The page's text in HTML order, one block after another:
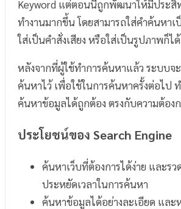
Keyword แต่ตอนนี้ถูกพัฒนาให้มีประสิ
ทำงานมากขึ้น โดยสามารถใส่คำค้นหาเ
ใส่เป็นคำสั่งเสียง หรือใส่เป็นรูปภาพก็ได้
หลังจากที่ผู้ใช้ทำการค้นหาแล้ว ระบบจ
ค้นหาไว้ เพื่อใช้ในการค้นหาครั้งต่อไป
ค้นหาข้อมูลได้ถูกต้อง ตรงกับความต้อง
ประโยชน์ของ Search Engine
ค้นหาเว็บที่ต้องการได้ง่าย และรว
ประหยัดเวลาในการค้นหา
ค้นหาข้อมูลได้อย่างละเอียด และ